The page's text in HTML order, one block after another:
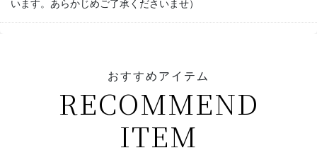
います。あらかじめご了承くださいませ）
おすすめアイテム
RECOMMEND
ITEM